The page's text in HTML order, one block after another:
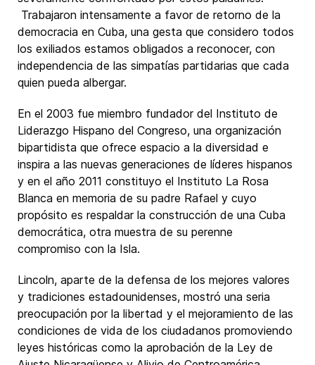
Trabajaron intensamente a favor de retorno de la
democracia en Cuba, una gesta que considero todos
los exiliados estamos obligados a reconocer, con
independencia de las simpatías partidarias que cada
quien pueda albergar.
En el 2003 fue miembro fundador del Instituto de
Liderazgo Hispano del Congreso, una organización
bipartidista que ofrece espacio a la diversidad e
inspira a las nuevas generaciones de líderes hispanos
y en el año 2011 constituyo el Instituto La Rosa
Blanca en memoria de su padre Rafael y cuyo
propósito es respaldar la construcción de una Cuba
democrática, otra muestra de su perenne
compromiso con la Isla.
Lincoln, aparte de la defensa de los mejores valores
y tradiciones estadounidenses, mostró una seria
preocupación por la libertad y el mejoramiento de las
condiciones de vida de los ciudadanos promoviendo
leyes históricas como la aprobación de la Ley de